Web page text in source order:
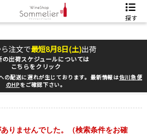
探す
注文で最短8月8日(土)出荷
の出荷スケジュールについては
こちらをクリック
の配送に遅れが生じております。最新情報は佐川急便
のHPをご確認下さい。
りませんでした。（検索条件をお確